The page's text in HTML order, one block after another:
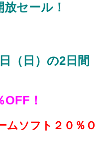
セール！
（日）の2日間
！
ムソフト２０％Ｏ